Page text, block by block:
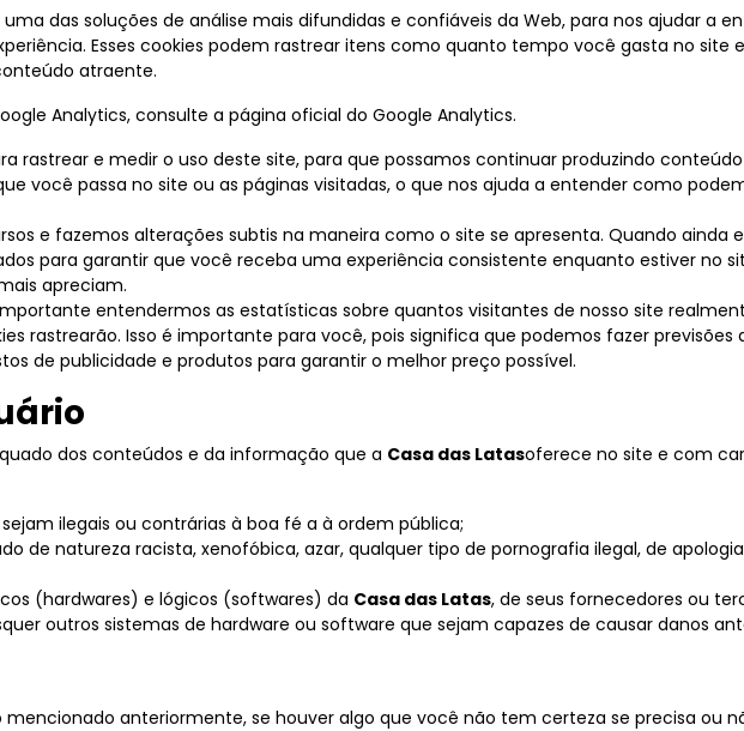
das soluções de análise mais difundidas e confiáveis ​​da Web, para nos ajudar a
Esses cookies podem rastrear itens como quanto tempo você gasta no site
atraente.
Analytics, consulte a página oficial do Google Analytics.
rastrear e medir o uso deste site, para que possamos continuar produzindo
você passa no site ou as páginas visitadas, o que nos ajuda a entender como
e fazemos alterações subtis na maneira como o site se apresenta. Quando ainda
​​para garantir que você receba uma experiência consistente enquanto estiver no
apreciam.
entendermos as estatísticas sobre quantos visitantes de nosso site
rastrearão. Isso é importante para você, pois significa que podemos fazer
de publicidade e produtos para garantir o melhor preço possível.
dos conteúdos e da informação que a Casa das Latasoferece no site e com
ilegais ou contrárias à boa fé a à ordem pública;
de natureza racista, xenofóbica, azar, qualquer tipo de pornografia ilegal, de
(hardwares) e lógicos (softwares) da Casa das Latas, de seus fornecedores ou
outros sistemas de hardware ou software que sejam capazes de causar danos
anteriormente, se houver algo que você não tem certeza se precisa ou